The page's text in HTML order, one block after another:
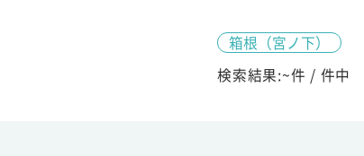
箱根（宮ノ下）
検索結果:~件 / 件中